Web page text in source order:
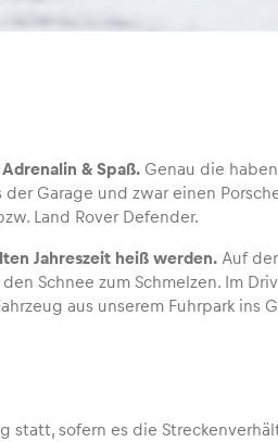
& Spaß. Genau die
Garage und zwar einen
Land Rover Defender.
Jahreszeit heiß werden. Auf
Schnee zum Schmelzen. Im
aus unserem Fuhrpark ins
statt, sofern es die